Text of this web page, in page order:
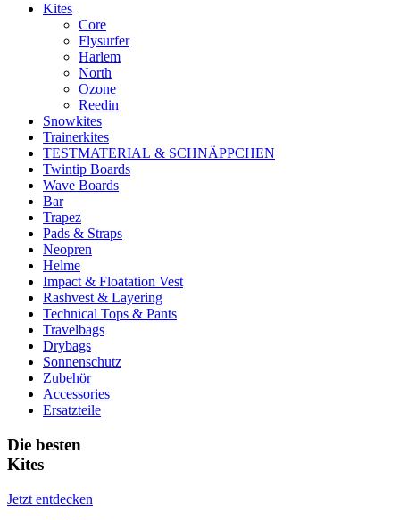
Kites
Core
Flysurfer
Harlem
North
Ozone
Reedin
Snowkites
Trainerkites
TESTMATERIAL & SCHNÄPPCHEN
Twintip Boards
Wave Boards
Bar
Trapez
Pads & Straps
Neopren
Helme
Impact & Floatation Vest
Rashvest & Layering
Technical Tops & Pants
Travelbags
Drybags
Sonnenschutz
Zubehör
Accessories
Ersatzteile
Die besten
Kites
Jetzt entdecken